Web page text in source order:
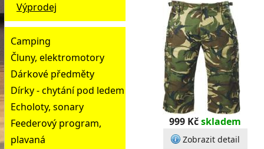
Výprodej
Camping
Čluny, elektromotory
Dárkové předměty
Dírky - chytání pod ledem
Echoloty, sonary
Feederový program,
plavaná
999 Kčskladem
Zobrazit detail